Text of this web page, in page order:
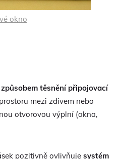
okno
těsnění připojovací
mezi zdivem nebo
otvorovou výplní (okna,
pozitivně ovlivňuje systém